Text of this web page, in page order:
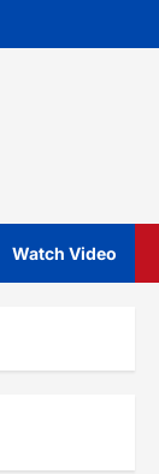
Watch Video